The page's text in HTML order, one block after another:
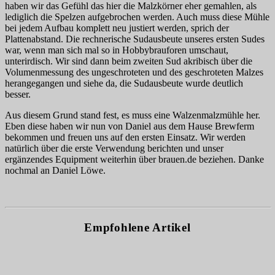
haben wir das Gefühl das hier die Malzkörner eher gemahlen, als
lediglich die Spelzen aufgebrochen werden. Auch muss diese Mühle
bei jedem Aufbau komplett neu justiert werden, sprich der
Plattenabstand. Die rechnerische Sudausbeute unseres ersten Sudes
war, wenn man sich mal so in Hobbybrauforen umschaut,
unterirdisch. Wir sind dann beim zweiten Sud akribisch über die
Volumenmessung des ungeschroteten und des geschroteten Malzes
herangegangen und siehe da, die Sudausbeute wurde deutlich
besser.
Aus diesem Grund stand fest, es muss eine Walzenmalzmühle her.
Eben diese haben wir nun von Daniel aus dem Hause Brewferm
bekommen und freuen uns auf den ersten Einsatz. Wir werden
natürlich über die erste Verwendung berichten und unser
ergänzendes Equipment weiterhin über brauen.de beziehen. Danke
nochmal an Daniel Löwe.
Empfohlene Artikel